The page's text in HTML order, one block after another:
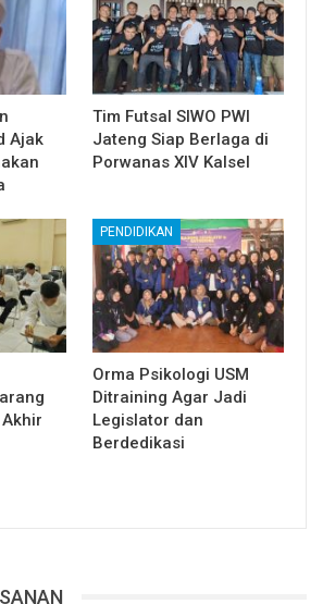
Ajak
Tim Futsal SIWO PWI
Jateng Siap Berlaga di
Porwanas XIV Kalsel
PENDIDIKAN
Orma Psikologi USM
Ditraining Agar Jadi
Legislator dan
Berdedikasi